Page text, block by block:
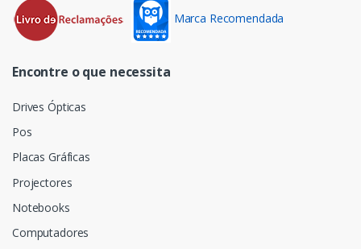
Marca Recomendada
Encontre o que necessita
Drives Ópticas
Pos
Placas Gráficas
Projectores
Notebooks
Computadores